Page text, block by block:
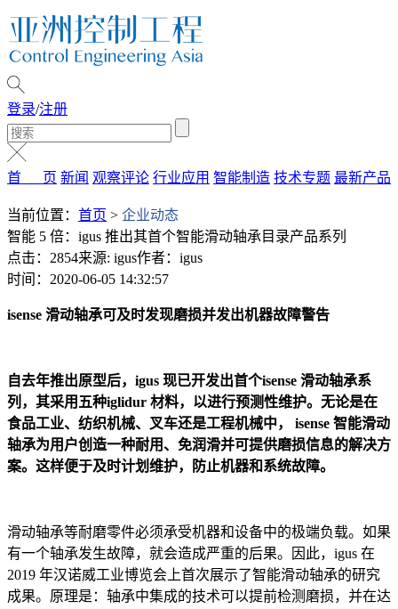
登录/注册
首 页 新闻 观察评论 行业应用 智能制造 技术专题 最新产品
当前位置： 首页 > 企业动态
智能 5 倍：igus 推出其首个智能滑动轴承目录产品系列
点击：2854来源: igus作者：igus
时间：2020-06-05 14:32:57
isense 滑动轴承可及时发现磨损并发出机器故障警告
自去年推出原型后，igus 现已开发出首个isense 滑动轴承系
列，其采用五种iglidur 材料，以进行预测性维护。无论是在
食品工业、纺织机械、叉车还是工程机械中， isense 智能滑动
轴承为用户创造一种耐用、免润滑并可提供磨损信息的解决方
案。这样便于及时计划维护，防止机器和系统故障。
滑动轴承等耐磨零件必须承受机器和设备中的极端负载。如果
有一个轴承发生故障，就会造成严重的后果。因此，igus 在
2019 年汉诺威工业博览会上首次展示了智能滑动轴承的研究
成果。原理是：轴承中集成的技术可以提前检测磨损，并在达